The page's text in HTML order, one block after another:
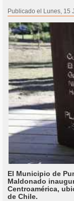
Publicado el Lunes, 15
El Municipio de
Maldonado
Centroamérica,
de Chile.